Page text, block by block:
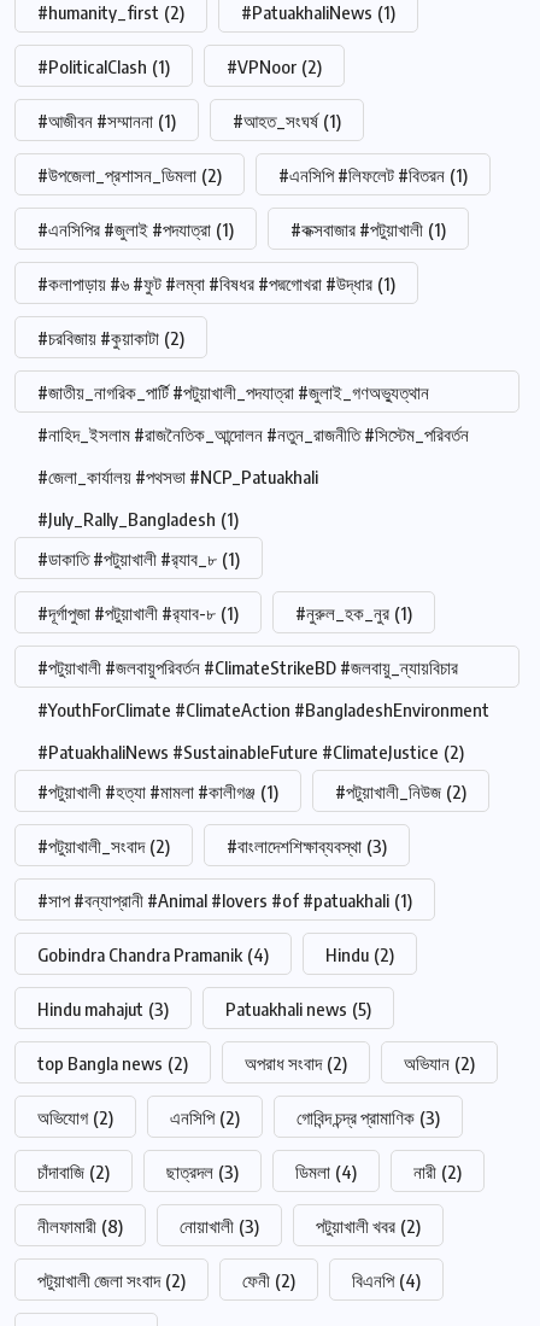
#humanity_first (2) #PatuakhaliNews (1)
#PoliticalClash (1) #VPNoor (2)
#আজীবন #সম্মাননা (1) #আহত_সংঘর্ষ (1)
#উপজেলা_প্রশাসন_ডিমলা (2) #এনসিপি #লিফলেট #বিতরন (1)
#এনসিপির #জুলাই #পদযাত্রা (1) #কক্সবাজার #পটুয়াখালী (1)
#কলাপাড়ায় #৬ #ফুট #লম্বা #বিষধর #পদ্মগোখরা #উদ্ধার (1)
#চরবিজায় #কুয়াকাটা (2)
#জাতীয়_নাগরিক_পার্টি #পটুয়াখালী_পদযাত্রা #জুলাই_গণঅভ্যুত্থান
#নাহিদ_ইসলাম #রাজনৈতিক_আন্দোলন #নতুন_রাজনীতি #সিস্টেম_পরিবর্তন
#জেলা_কার্যালয় #পথসভা #NCP_Patuakhali
#July_Rally_Bangladesh (1)
#ডাকাতি #পটুয়াখালী #র‍্যাব_৮ (1)
#দূর্গাপুজা #পটুয়াখালী #র‍্যাব-৮ (1) #নুরুল_হক_নুর (1)
#পটুয়াখালী #জলবায়ুপরিবর্তন #ClimateStrikeBD #জলবায়ু_ন্যায়বিচার
#YouthForClimate #ClimateAction #BangladeshEnvironment
#PatuakhaliNews #SustainableFuture #ClimateJustice (2)
#পটুয়াখালী #হত্যা #মামলা #কালীগঞ্জ (1) #পটুয়াখালী_নিউজ (2)
#পটুয়াখালী_সংবাদ (2) #বাংলাদেশশিক্ষাব্যবস্থা (3)
#সাপ #বন্যাপ্রানী #Animal #lovers #of #patuakhali (1)
Gobindra Chandra Pramanik (4) Hindu (2)
Hindu mahajut (3) Patuakhali news (5)
top Bangla news (2) অপরাধ সংবাদ (2) অভিযান (2)
অভিযোগ (2) এনসিপি (2) গোবিন্দ চন্দ্র প্রামাণিক (3)
চাঁদাবাজি (2) ছাত্রদল (3) ডিমলা (4) নারী (2)
নীলফামারী (8) নোয়াখালী (3) পটুয়াখালী খবর (2)
পটুয়াখালী জেলা সংবাদ (2) ফেনী (2) বিএনপি (4)